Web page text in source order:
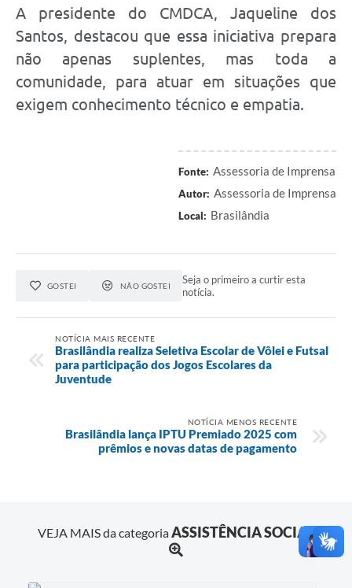
A presidente do CMDCA, Jaqueline dos
Santos, destacou que essa iniciativa prepara
não apenas suplentes, mas toda a
comunidade, para atuar em situações que
exigem conhecimento técnico e empatia.
Fonte: Assessoria de Imprensa
Autor: Assessoria de Imprensa
Local: Brasilândia
GOSTEI NÃO GOSTEI
Seja o primeiro a curtir esta
notícia.
NOTÍCIA MAIS RECENTE
Brasilândia realiza Seletiva Escolar de Vôlei e Futsal
para participação dos Jogos Escolares da
Juventude
NOTÍCIA MENOS RECENTE
Brasilândia lança IPTU Premiado 2025 com
prêmios e novas datas de pagamento
VEJA MAIS da categoriaASSISTÊNCIA SOCIAL